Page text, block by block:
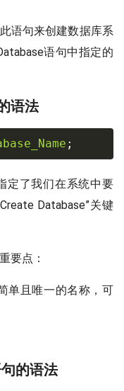
语句来创建数据库系
语句中指定的
语法
;
定了我们在系统中要
Database”关键
要点：
单且唯一的名称，可
的语法